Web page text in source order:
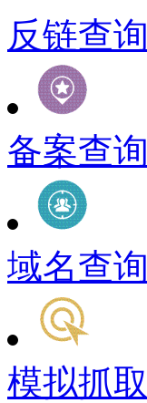
反链查询
备案查询
域名查询
模拟抓取